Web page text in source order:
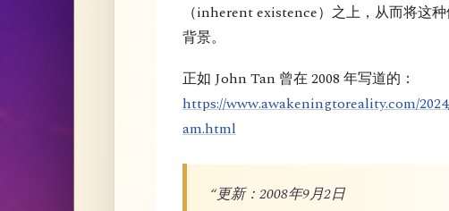
（inherent existence）之上，从而将这
背景。
正如 John Tan 曾在 2008 年写道的：
https://www.awakeningtoreality.com/
am.html
“更新：2008年9月2日